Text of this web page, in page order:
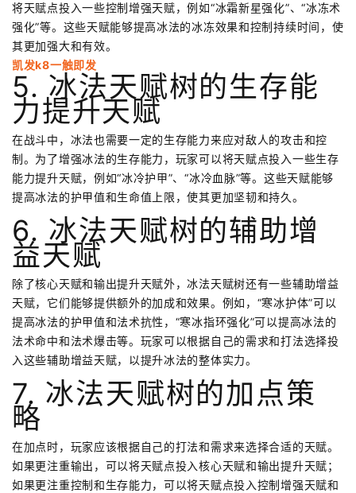
将天赋点投入一些控制增强天赋，例如“冰霜新星强化”、“冰冻术
强化”等。这些天赋能够提高冰法的冰冻效果和控制持续时间，使
其更加强大和有效。
凯发k8一触即发
5. 冰法天赋树的生存能
力提升天赋
在战斗中，冰法也需要一定的生存能力来应对敌人的攻击和控
制。为了增强冰法的生存能力，玩家可以将天赋点投入一些生存
能力提升天赋，例如“冰冷护甲”、“冰冷血脉”等。这些天赋能够
提高冰法的护甲值和生命值上限，使其更加坚韧和持久。
6. 冰法天赋树的辅助增
益天赋
除了核心天赋和输出提升天赋外，冰法天赋树还有一些辅助增益
天赋，它们能够提供额外的加成和效果。例如，“寒冰护体”可以
提高冰法的护甲值和法术抗性，“寒冰指环强化”可以提高冰法的
法术命中和法术爆击等。玩家可以根据自己的需求和打法选择投
入这些辅助增益天赋，以提升冰法的整体实力。
7. 冰法天赋树的加点策
略
在加点时，玩家应该根据自己的打法和需求来选择合适的天赋。
如果更注重输出，可以将天赋点投入核心天赋和输出提升天赋；
如果更注重控制和生存能力，可以将天赋点投入控制增强天赋和